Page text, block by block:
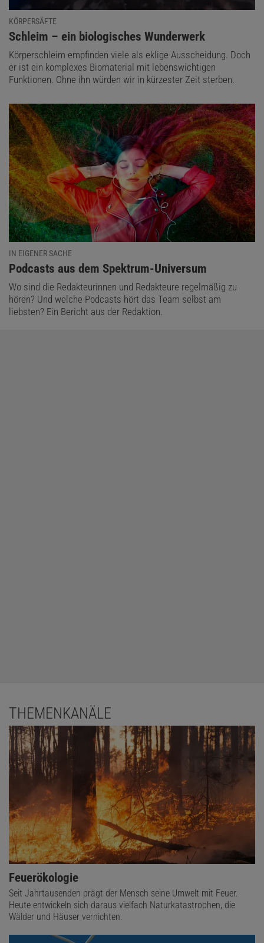
KÖRPERSÄFTE
:
Schleim – ein biologisches Wunderwerk
Körperschleim empfinden viele als eklige Ausscheidung. Doch
er ist ein komplexes Biomaterial mit lebenswichtigen
Funktionen. Ohne ihn würden wir in kürzester Zeit sterben.
IN EIGENER SACHE
:
Podcasts aus dem Spektrum-Universum
Wo sind die Redakteurinnen und Redakteure regelmäßig zu
hören? Und welche Podcasts hört das Team selbst am
liebsten? Ein Bericht aus der Redaktion.
THEMENKANÄLE
Feuerökologie
Seit Jahrtausenden prägt der Mensch seine Umwelt mit Feuer.
Heute entwickeln sich daraus vielfach Naturkatastrophen, die
Wälder und Häuser vernichten.